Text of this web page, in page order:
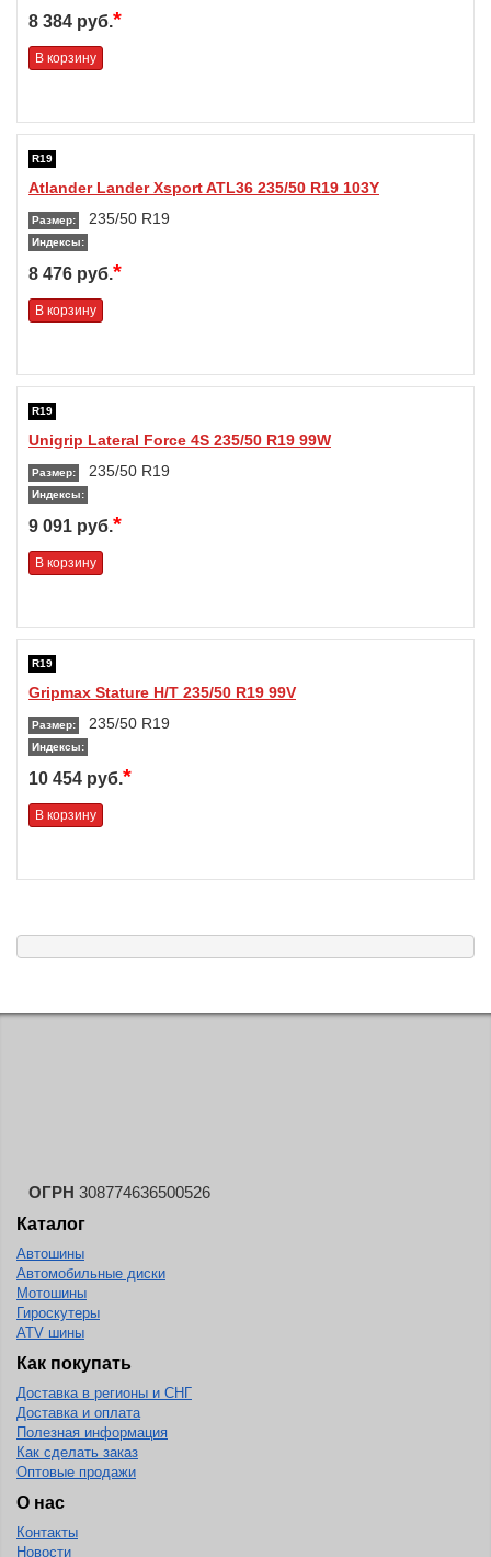
8 384 руб.*
В корзину
R19
Atlander Lander Xsport ATL36 235/50 R19 103Y
Размер: 235/50 R19
Индексы:
8 476 руб.*
В корзину
R19
Unigrip Lateral Force 4S 235/50 R19 99W
Размер: 235/50 R19
Индексы:
9 091 руб.*
В корзину
R19
Gripmax Stature H/T 235/50 R19 99V
Размер: 235/50 R19
Индексы:
10 454 руб.*
В корзину
ОГРН 308774636500526
Каталог
Автошины
Автомобильные диски
Мотошины
Гироскутеры
ATV шины
Как покупать
Доставка в регионы и СНГ
Доставка и оплата
Полезная информация
Как сделать заказ
Оптовые продажи
О нас
Контакты
Новости